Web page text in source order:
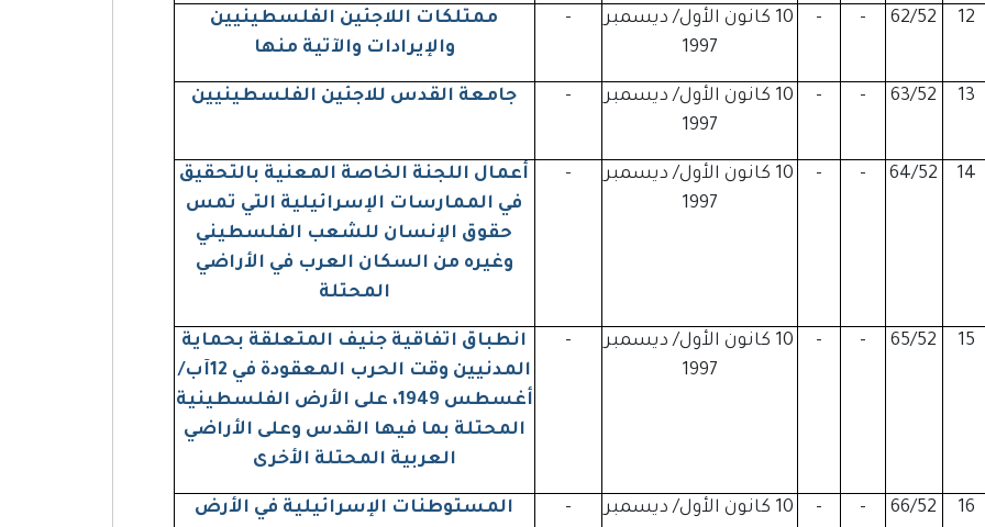
12
62/52
-
-
10 كانون الأول/ ديسمبر
1997
-
ممتلكات اللاجئين الفلسطينيين
والإيرادات والآتية منها
13
63/52
-
-
10 كانون الأول/ ديسمبر
1997
- جامعة القدس للاجئين الفلسطينيين
14
64/52
-
-
10 كانون الأول/ ديسمبر
1997
-
أعمال اللجنة الخاصة المعنية بالتحقيق
في الممارسات الإسرائيلية التي تمس
حقوق الإنسان للشعب الفلسطيني
وغيره من السكان العرب في الأراضي
المحتلة
15
65/52
-
-
10 كانون الأول/ ديسمبر
1997
-
انطباق اتفاقية جنيف المتعلقة بحماية
المدنيين وقت الحرب المعقودة في 12آب/
أغسطس 1949، على الأرض الفلسطينية
المحتلة بما فيها القدس وعلى الأراضي
العربية المحتلة الأخرى
16
66/52
-
-
10 كانون الأول/ ديسمبر
-
المستوطنات الإسرائيلية في الأرض